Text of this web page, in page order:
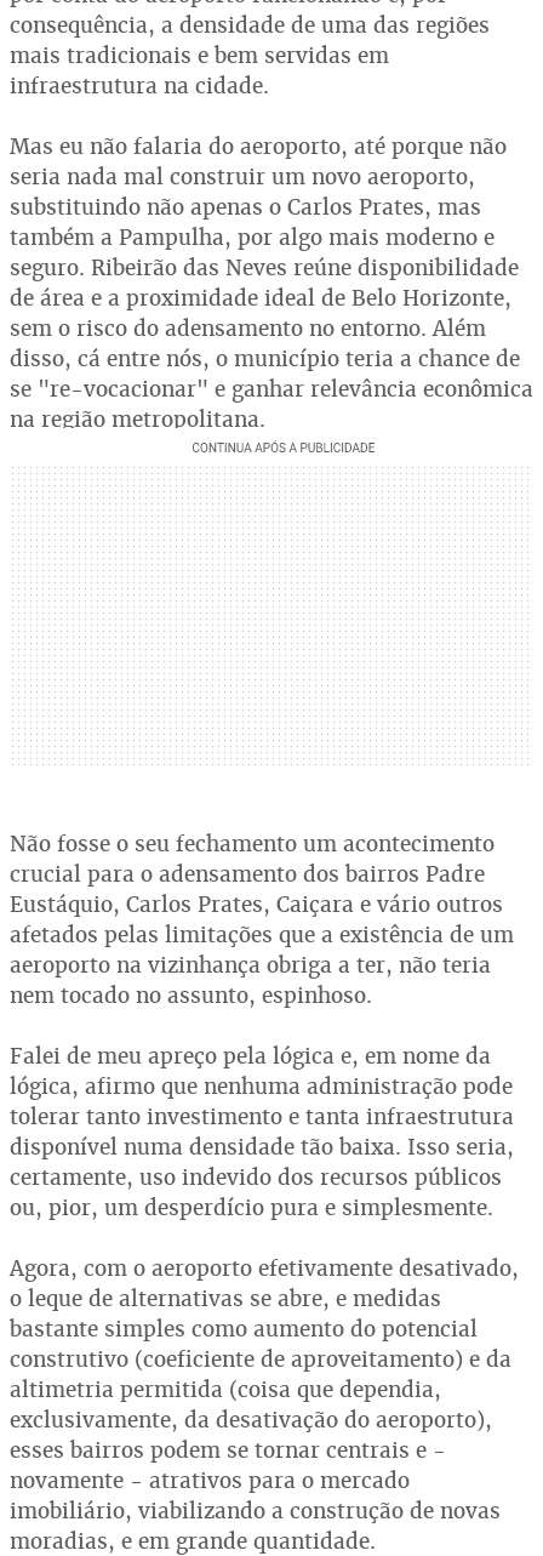
consequência, a densidade de uma das regiões
mais tradicionais e bem servidas em
infraestrutura na cidade.
Mas eu não falaria do aeroporto, até porque não
seria nada mal construir um novo aeroporto,
substituindo não apenas o Carlos Prates, mas
também a Pampulha, por algo mais moderno e
seguro. Ribeirão das Neves reúne disponibilidade
de área e a proximidade ideal de Belo Horizonte,
sem o risco do adensamento no entorno. Além
disso, cá entre nós, o município teria a chance de
se "re-vocacionar" e ganhar relevância econômica
na região metropolitana.
Não fosse o seu fechamento um acontecimento
crucial para o adensamento dos bairros Padre
Eustáquio, Carlos Prates, Caiçara e vário outros
afetados pelas limitações que a existência de um
aeroporto na vizinhança obriga a ter, não teria
nem tocado no assunto, espinhoso.
Falei de meu apreço pela lógica e, em nome da
lógica, afirmo que nenhuma administração pode
tolerar tanto investimento e tanta infraestrutura
disponível numa densidade tão baixa. Isso seria,
certamente, uso indevido dos recursos públicos
ou, pior, um desperdício pura e simplesmente.
Agora, com o aeroporto efetivamente desativado,
o leque de alternativas se abre, e medidas
bastante simples como aumento do potencial
construtivo (coeficiente de aproveitamento) e da
altimetria permitida (coisa que dependia,
exclusivamente, da desativação do aeroporto),
esses bairros podem se tornar centrais e -
novamente - atrativos para o mercado
imobiliário, viabilizando a construção de novas
moradias, e em grande quantidade.